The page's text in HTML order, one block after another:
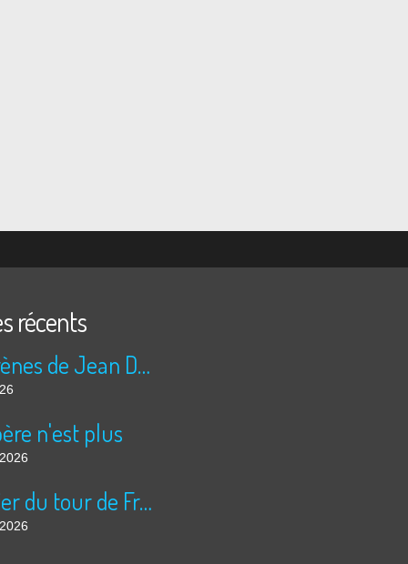
récents
Les sirènes de Jean Duranel
n'est plus
Courrier du tour de France